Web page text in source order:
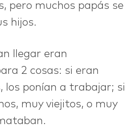
pero muchos papás se
hijos.
llegar eran
2 cosas: si eran
los ponían a trabajar; si
muy viejitos, o muy